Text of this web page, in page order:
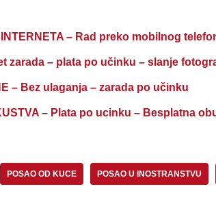
– Rad preko mobilnog
zarada – plata po učinku – slanje
– Bez ulaganja – zarada po učinku
– Plata po ucinku – Besplatna
POSAO OD KUCE POSAO U INOSTRANSTVU